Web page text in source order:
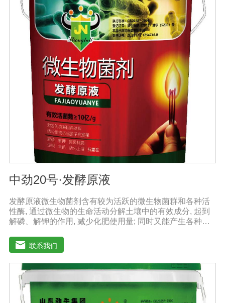
瓜果、大田、中草药材、花卉、苗木、茶树等多种作物上
具有显著效果。用法用量：◆冲施、滴灌、撒施、机播、
混播、基施、种肥同播均可，一般亩用量18-20公斤，作物
缺素严重且有死苗烂根现象及土壤板结且十传杂菌较多地
块，亩用量30-40公斤。◆具体用法用量请根据土壤及作物
情况，在专业农技人员正确指导下使用。注意事项：1.阴
凉干燥处存放，禁止暴晒和雨淋2.内含大量有益活菌，禁
止与杀菌剂或含铜物质混用3.施用本品时可与多种非强
酸、强碱农药混合施用
中劲20号·发酵原液
发酵原液微生物菌剂含有较为活跃的微生物菌群和各种活
性酶, 通过微生物的生命活动分解土壤中的有效成分, 起到
解磷、解钾的作用, 减少化肥使用量; 同时又能产生各种农
刺激调节植物生长; 并且能产生抗生素、系统防卫酶等多种
物质, 可以抑制细菌或真菌性病害或诱导系统抗性, 间接达
到促进植物生长的作用。【产品功能】1、改善土填养分疏
松土壤, 提高土壤通透性和保水保肥能力, 增加土壤有机质
防止板结, 有效解决因连工连作、重茬等原因造成的减产问
题。2、解磷解钾、提高化肥利用率有效菌能分解土壤中的
联系我们